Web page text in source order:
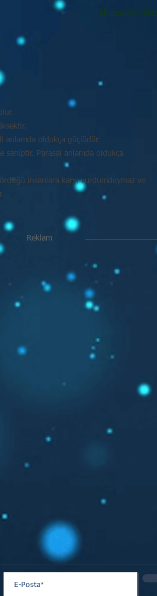
Numeroloji
oldukça güçlüdür.
sahiptir. Parasal anlamda oldukça
insanlara karşı vurdumduymaz ve
Reklam